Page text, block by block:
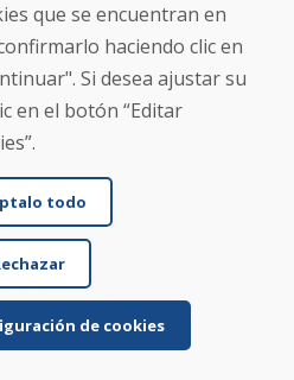
usados y los recibimos
Los esquís son usados ...
que se encuentran en
haciendo clic en
Si desea ajustar su
en el botón “Editar
todo
de cookies